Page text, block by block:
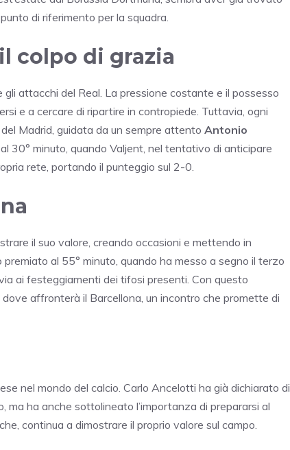
di riferimento per la squadra.
colpo di grazia
attacchi del Real. La pressione costante e il possesso
e a cercare di ripartire in contropiede. Tuttavia, ogni
Madrid, guidata da un sempre attento Antonio
30° minuto, quando Valjent, nel tentativo di anticipare
rete, portando il punteggio sul 2-0.
il suo valore, creando occasioni e mettendo in
al 55° minuto, quando ha messo a segno il terzo
ai festeggiamenti dei tifosi presenti. Con questo
affronterà il Barcellona, un incontro che promette di
nel mondo del calcio. Carlo Ancelotti ha già dichiarato di
ma ha anche sottolineato l’importanza di prepararsi al
continua a dimostrare il proprio valore sul campo.